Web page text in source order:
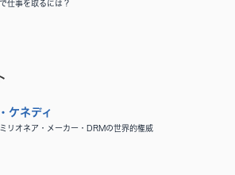
仕事を取るには？
ケネディ
リオネア・メーカー・DRMの世界的権威